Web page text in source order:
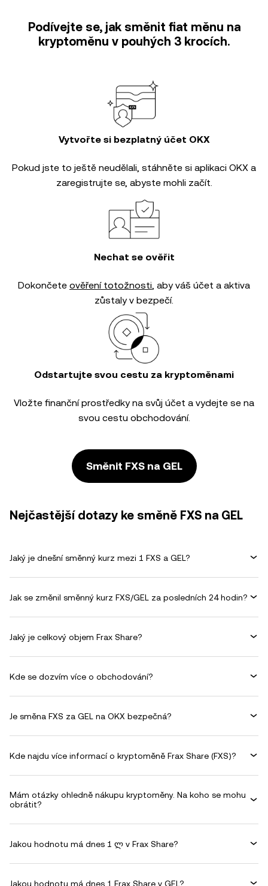
Podívejte se, jak směnit fiat měnu na
kryptoměnu v pouhých 3 krocích.
Vytvořte si bezplatný účet OKX
Pokud jste to ještě neudělali, stáhněte si aplikaci OKX a
zaregistrujte se, abyste mohli začít.
Nechat se ověřit
Dokončete ověření totožnosti, aby váš účet a aktiva
zůstaly v bezpečí.
Odstartujte svou cestu za kryptoměnami
Vložte finanční prostředky na svůj účet a vydejte se na
svou cestu obchodování.
Směnit FXS na GEL
Nejčastější dotazy ke směně FXS na GEL
Jaký je dnešní směnný kurz mezi 1 FXS a GEL?
Jak se změnil směnný kurz FXS/GEL za posledních 24 hodin?
Jaký je celkový objem Frax Share?
Kde se dozvím více o obchodování?
Je směna FXS za GEL na OKX bezpečná?
Kde najdu více informací o kryptoměně Frax Share (FXS)?
Mám otázky ohledně nákupu kryptoměny. Na koho se mohu
obrátit?
Jakou hodnotu má dnes 1 ლ v Frax Share?
Jakou hodnotu má dnes 1 Frax Share v GEL?